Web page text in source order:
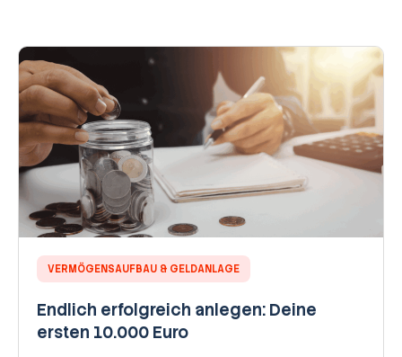
VERMÖGENSAUFBAU & GELDANLAGE
Endlich erfolgreich anlegen: Deine
ersten 10.000 Euro